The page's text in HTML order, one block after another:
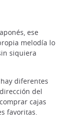
ese
melodía lo
siquiera
diferentes
del
cajas
favoritas.